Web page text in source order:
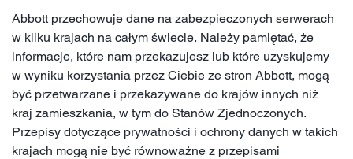
Abbott przechowuje dane na zabezpieczonych serwerach
w kilku krajach na całym świecie. Należy pamiętać, że
informacje, które nam przekazujesz lub które uzyskujemy
w wyniku korzystania przez Ciebie ze stron Abbott, mogą
być przetwarzane i przekazywane do krajów innych niż
kraj zamieszkania, w tym do Stanów Zjednoczonych.
Przepisy dotyczące prywatności i ochrony danych w takich
krajach mogą nie być równoważne z przepisami